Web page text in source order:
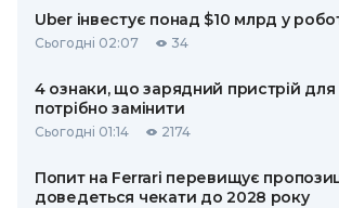
Uber інвестує понад $10 млрд у
Сьогодні 02:07 34
4 ознаки, що зарядний пристрій
потрібно замінити
Сьогодні 01:14 2174
Попит на Ferrari перевищує
доведеться чекати до 2028 року